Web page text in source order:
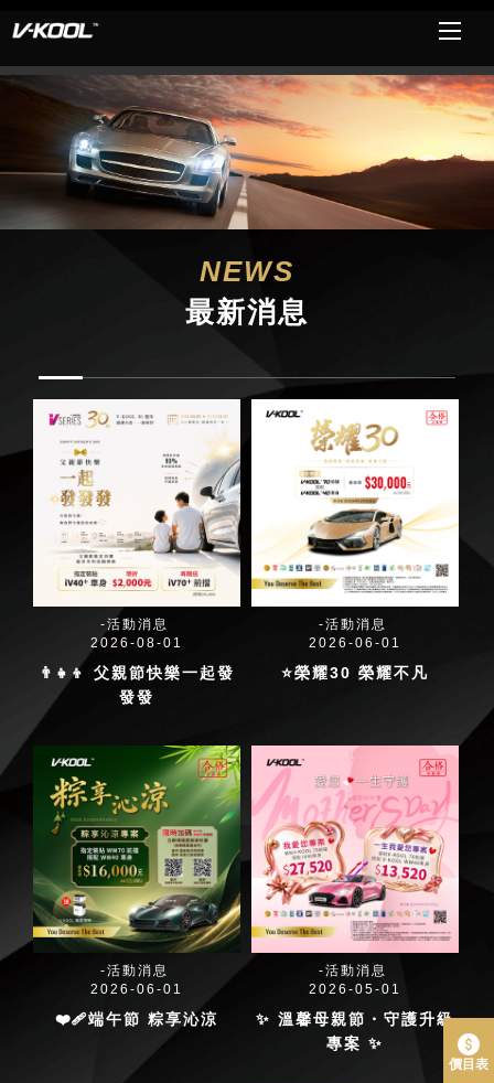
NEWS
最新消息
活動消息
2026-08-01
👨‍👧‍👦 父親節快樂一起發
發發
活動消息
2026-06-01
⭐榮耀30 榮耀不凡
活動消息
2026-06-01
❤️‍🩹端午節 粽享沁涼
活動消息
2026-05-01
✨ 溫馨母親節・守護升級
專案 ✨
價目表